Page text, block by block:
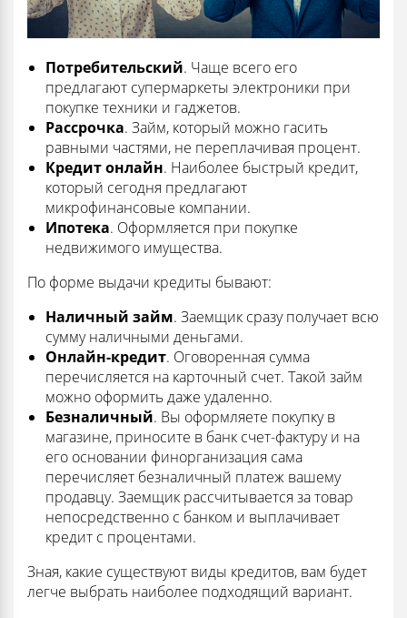
Потребительский. Чаще всего его
предлагают супермаркеты электроники при
покупке техники и гаджетов.
Рассрочка. Займ, который можно гасить
равными частями, не переплачивая процент.
Кредит онлайн. Наиболее быстрый кредит,
который сегодня предлагают
микрофинансовые компании.
Ипотека. Оформляется при покупке
недвижимого имущества.
По форме выдачи кредиты бывают:
Наличный займ. Заемщик сразу получает всю
сумму наличными деньгами.
Онлайн-кредит. Оговоренная сумма
перечисляется на карточный счет. Такой займ
можно оформить даже удаленно.
Безналичный. Вы оформляете покупку в
магазине, приносите в банк счет-фактуру и на
его основании финорганизация сама
перечисляет безналичный платеж вашему
продавцу. Заемщик рассчитывается за товар
непосредственно с банком и выплачивает
кредит с процентами.
Зная, какие существуют виды кредитов, вам будет
легче выбрать наиболее подходящий вариант.